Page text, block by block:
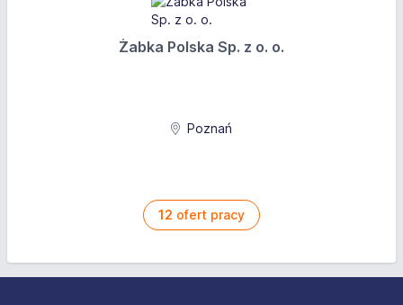
Żabka Polska Sp. z o. o.
Poznań
12 ofert pracy